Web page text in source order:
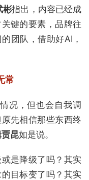
彬指出，内容已经成
键的要素，品牌往
团队，借助好AI，
常
况，但也会自我调
先相信那些东西终
昆如是说。
是降级了吗？其实
目标变了吗？其实